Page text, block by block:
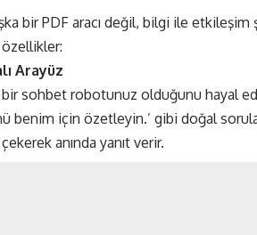
bir PDF aracı değil, bilgi ile
Arayüz
bir sohbet robotunuz olduğunu hayal
benim için özetleyin.’ gibi doğal
anında yanıt verir.